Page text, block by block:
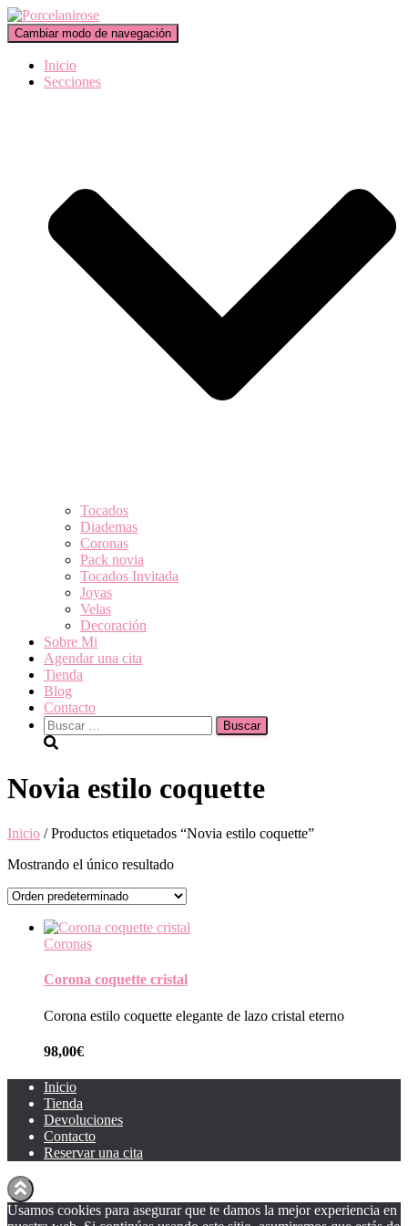
Cambiar modo de navegación
Inicio
Secciones
Tocados
Diademas
Coronas
Pack novia
Tocados Invitada
Joyas
Velas
Decoración
Sobre Mi
Agendar una cita
Tienda
Blog
Contacto
Buscar:
Novia estilo coquette
Inicio / Productos etiquetados “Novia estilo coquette”
Mostrando el único resultado
Coronas
Corona coquette cristal
Corona estilo coquette elegante de lazo cristal eterno
98,00€
Inicio
Tienda
Devoluciones
Contacto
Reservar una cita
Usamos cookies para asegurar que te damos la mejor experiencia en